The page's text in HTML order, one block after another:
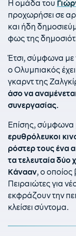
Η ομάδα του
προχωρήσει σε
και ήδη
φως της
Έτσι, σύμφωνα με
ο Ολυμπιακός
γκαρντ της
άσο να
συνεργασίας.
Επίσης, σύμφωνα
ερυθρόλευκοι
ρόστερ τους ένα
τα τελευταία δύο
Κάνααν, ο οποίος
Πειραιώτες για
εκφράζουν την
κλείσει σύντομα.